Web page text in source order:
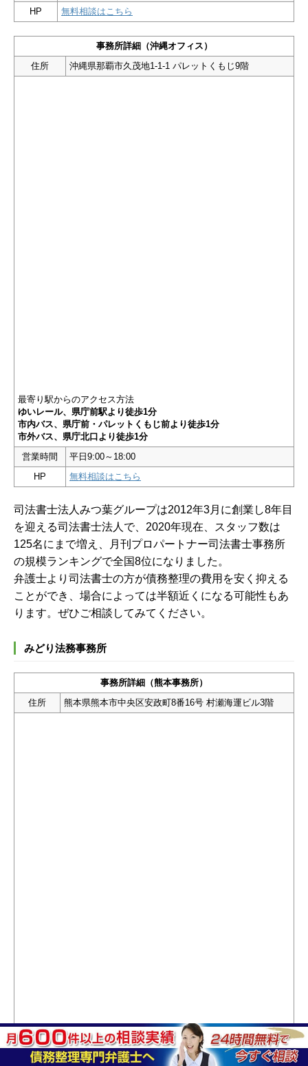
HP
無料相談はこちら
事務所詳細（沖縄オフィス）
住所
沖縄県那覇市久茂地1-1-1 パレットくもじ9階
最寄り駅からのアクセス方法
ゆいレール、県庁前駅より徒歩1分
市内バス、県庁前・パレットくもじ前より徒歩1分
市外バス、県庁北口より徒歩1分
営業時間
平日9:00～18:00
HP
無料相談はこちら
司法書士法人みつ葉グループは2012年3月に創業し8年目
を迎える司法書士法人で、2020年現在、スタッフ数は
125名にまで増え、月刊プロパートナー司法書士事務所
の規模ランキングで全国8位になりました。
弁護士より司法書士の方が債務整理の費用を安く抑える
ことができ、場合によっては半額近くになる可能性もあ
ります。ぜひご相談してみてください。
みどり法務事務所
事務所詳細（熊本事務所）
住所
熊本県熊本市中央区安政町8番16号 村瀬海運ビル3階
最寄り駅からのアクセス方法
水道町駅より徒歩4分
九品寺交差点駅より徒歩7分